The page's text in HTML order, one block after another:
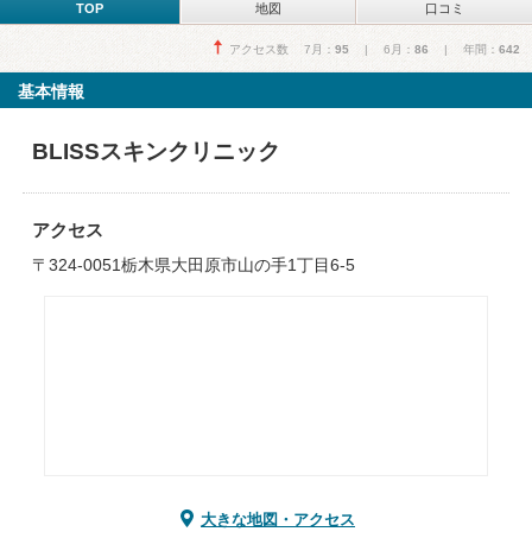
TOP 地図 口コミ
アクセス数 7月： 95 | 6月： 86 | 年間： 642
基本情報
BLISSスキンクリニック
アクセス
〒324-0051栃木県大田原市山の手1丁目6-5
大きな地図・アクセス